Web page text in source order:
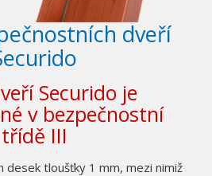
dveří
Securido je
v bezpečnostní
třídě III
desek tloušťky 1 mm, mezi nimiž